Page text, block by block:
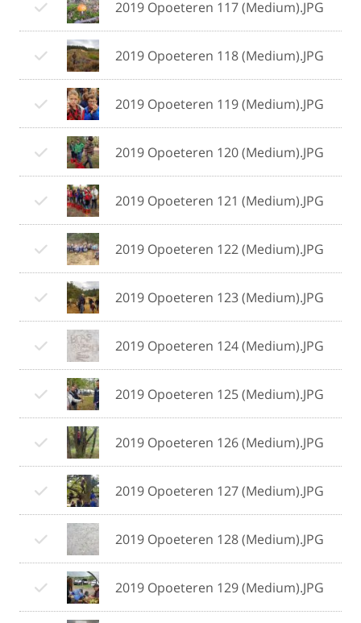
2019 Opoeteren 117 (Medium).JPG
2019 Opoeteren 118 (Medium).JPG
2019 Opoeteren 119 (Medium).JPG
2019 Opoeteren 120 (Medium).JPG
2019 Opoeteren 121 (Medium).JPG
2019 Opoeteren 122 (Medium).JPG
2019 Opoeteren 123 (Medium).JPG
2019 Opoeteren 124 (Medium).JPG
2019 Opoeteren 125 (Medium).JPG
2019 Opoeteren 126 (Medium).JPG
2019 Opoeteren 127 (Medium).JPG
2019 Opoeteren 128 (Medium).JPG
2019 Opoeteren 129 (Medium).JPG